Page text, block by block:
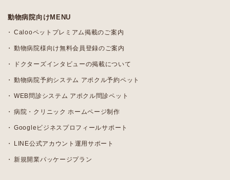
動物病院向けMENU
Calooペットプレミアム掲載のご案内
動物病院様向け無料会員登録のご案内
ドクターズインタビューの掲載について
動物病院予約システム アポクル予約ペット
WEB問診システム アポクル問診ペット
病院・クリニック ホームページ制作
Googleビジネスプロフィールサポート
LINE公式アカウント運用サポート
新規開業パッケージプラン